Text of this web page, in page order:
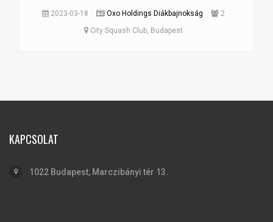
2023-03-18 Oxo Holdings Diákbajnokság
2
City Squash Club, Budapest
KAPCSOLAT
1022 Budapest, Marczibányi tér 13.